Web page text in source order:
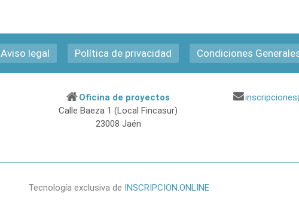
Aviso legal Política de privacidad Condiciones
Oficina de proyectos
Calle Baeza 1 (Local Fincasur)
23008 Jaén
Tecnología exclusiva de INSCRIPCION.ONLINE